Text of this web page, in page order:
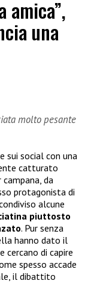
amica”,
una
molto pesante
sui social con una
catturato
da
protagonista di
alcune
piuttosto
. Pur senza
hanno dato il
cercano di capire
spesso accade
il dibattito